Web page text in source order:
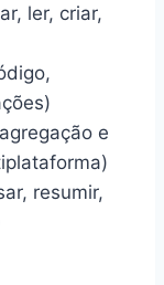
ler, criar,
e
resumir,